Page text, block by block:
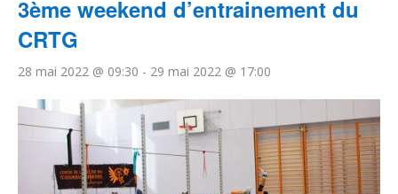
3ème weekend d’entrainement du
CRTG
28 mai 2022 @ 09:30 - 29 mai 2022 @ 17:00